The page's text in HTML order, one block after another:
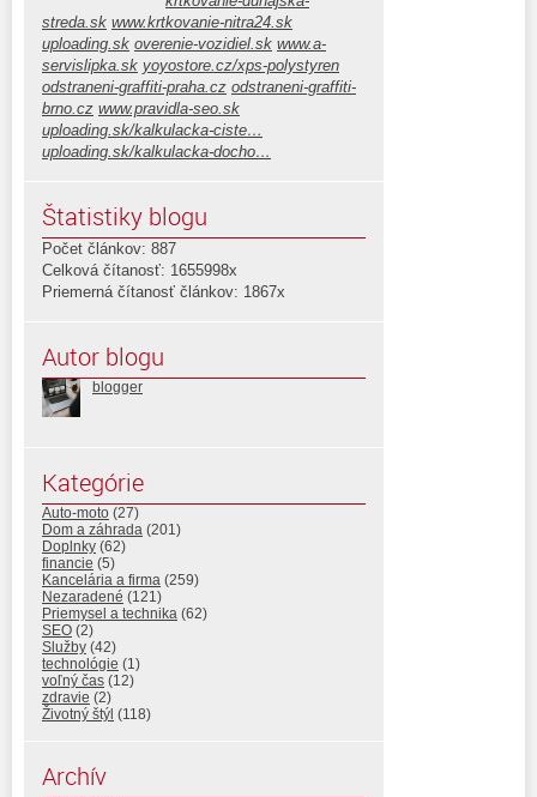
streda.sk www.krtkovanie-nitra24.sk
uploading.sk overenie-vozidiel.sk www.a-
servislipka.sk yoyostore.cz/xps-polystyren
odstraneni-graffiti-praha.cz odstraneni-graffiti-
brno.cz www.pravidla-seo.sk
uploading.sk/kalkulacka-ciste…
uploading.sk/kalkulacka-docho…
Štatistiky blogu
Počet článkov: 887
Celková čítanosť: 1655998x
Priemerná čítanosť článkov: 1867x
Autor blogu
blogger
Kategórie
Auto-moto (27)
Dom a záhrada (201)
Doplnky (62)
financie (5)
Kancelária a firma (259)
Nezaradené (121)
Priemysel a technika (62)
SEO (2)
Služby (42)
technológie (1)
voľný čas (12)
zdravie (2)
Životný štýl (118)
Archív